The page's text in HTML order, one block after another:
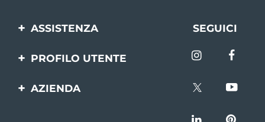
ASSISTENZA
Contattaci
SEGUICI
PROFILO UTENTE
prodotto
AZIENDA